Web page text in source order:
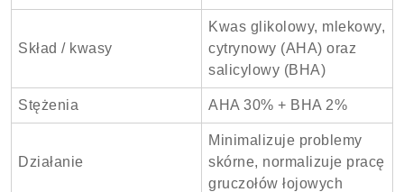
Skład / kwasy
Kwas glikolowy, mlekowy,
cytrynowy (AHA) oraz
salicylowy (BHA)
Stężenia AHA 30% + BHA 2%
Działanie
Minimalizuje problemy
skórne, normalizuje pracę
gruczołów łojowych